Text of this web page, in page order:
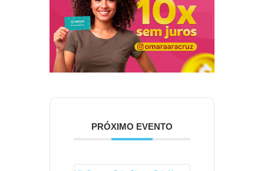
PRÓXIMO EVENTO